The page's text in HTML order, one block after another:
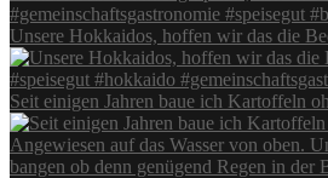
Unsere Hokkaidos, hoffen wir das die
Seit einigen Jahren baue ich Kartoffeln